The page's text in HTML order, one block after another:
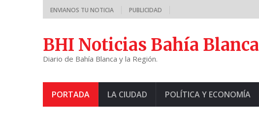
ENVIANOS TU NOTICIA PUBLICIDAD
BHI Noticias Bahía Blanca
Diario de Bahía Blanca y la Región.
PORTADA LA CIUDAD POLÍTICA Y ECONOMÍA